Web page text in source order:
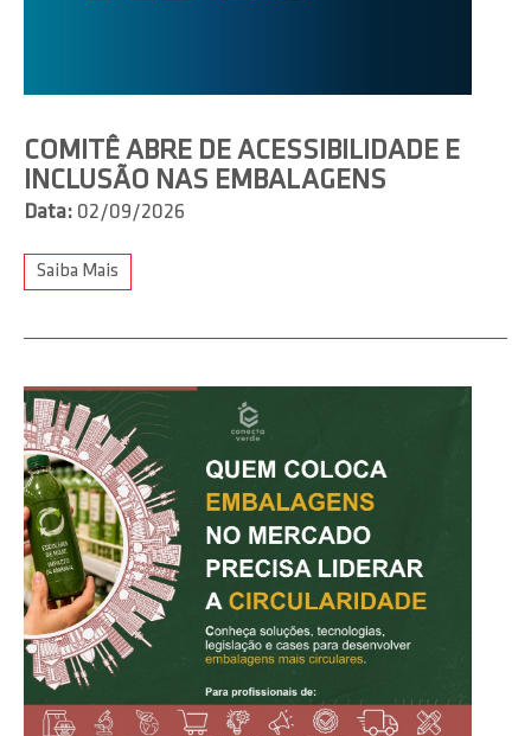
COMITÊ ABRE DE ACESSIBILIDADE E
INCLUSÃO NAS EMBALAGENS
Data: 02/09/2026
Saiba Mais